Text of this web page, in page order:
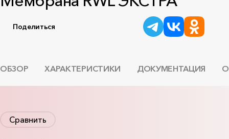
Поделиться
ОБЗОР ХАРАКТЕРИСТИКИ ДОКУМЕНТАЦИЯ
Сравнить